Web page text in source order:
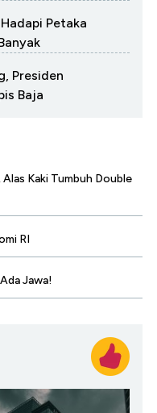
Petaka
Presiden
Baja
Kaki Tumbuh Double
RI
Jawa!